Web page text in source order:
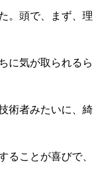
。頭で、まず、理
に気が取られるら
術者みたいに、綺
ることが喜びで、